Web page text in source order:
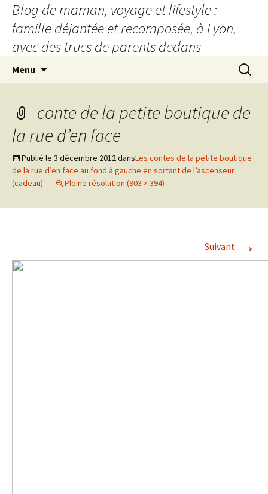
Blog de maman, voyage et lifestyle :
famille déjantée et recomposée, à Lyon,
avec des trucs de parents dedans
Menu
conte de la petite boutique de
la rue d’en face
Publié le 3 décembre 2012dansLes contes de la petite boutique
de la rue d’en face au fond à gauche en sortant de l’ascenseur
(cadeau)
Pleine résolution (903 × 394)
Suivant →